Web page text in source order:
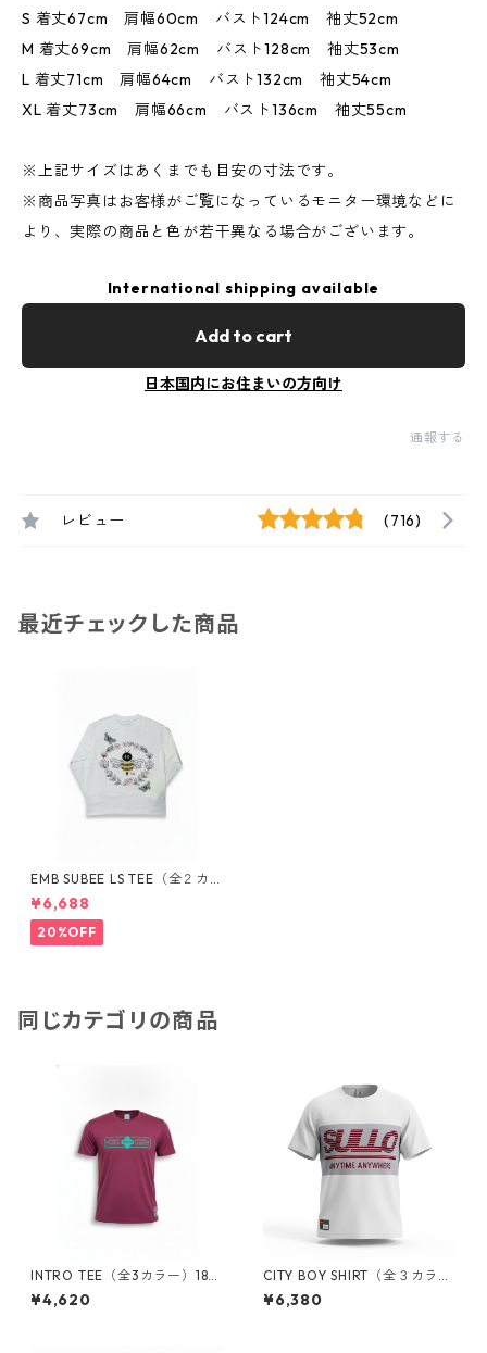
S 着丈67cm 肩幅60cm バスト124cm 袖丈52cm
M 着丈69cm 肩幅62cm バスト128cm 袖丈53cm
L 着丈71cm 肩幅64cm バスト132cm 袖丈54cm
XL 着丈73cm 肩幅66cm バスト136cm 袖丈55cm
※上記サイズはあくまでも目安の寸法です。
※商品写真はお客様がご覧になっているモニター環境などに
より、実際の商品と色が若干異なる場合がございます。
International shipping available
Add to cart
日本国内にお住まいの方向け
通報する
レビュー (716)
最近チェックした商品
EMB SUBEE LS TEE（全２カラ
ー）1730401021
¥6,688
20%OFF
同じカテゴリの商品
INTRO TEE（全3カラー）183
0101001
¥4,620
CITY BOY SHIRT（全３カラ
ー）1830101007
¥6,380